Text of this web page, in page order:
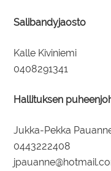
Salibandyjaosto
Kalle Kiviniemi
0408291341
Hallituksen
Jukka-Pekka
0443222408